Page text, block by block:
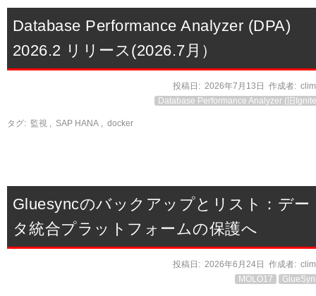
Database Performance Analyzer (DPA)
2026.2 リリース(2026.7月）
投稿日: 2026年7月13日 作成者:
Database Performance Analyzer (旧
タグ: 監視 , SAP HANA , docker
Gluesyncのバックアップとリスト：デー
タ統合プラットフォームの保護へ
投稿日: 2026年6月24日 作成者:
MOLO17